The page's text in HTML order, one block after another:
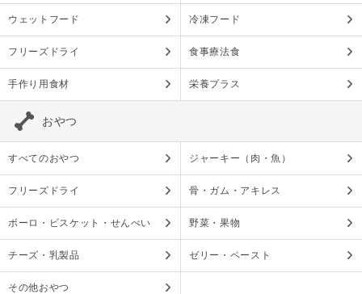
ウェットフード 冷凍フード
フリーズドライ 食事療法食
手作り用食材 栄養プラス
おやつ
すべてのおやつ ジャーキー（肉・魚）
フリーズドライ 骨・ガム・アキレス
ボーロ・ビスケット・せんべい 野菜・果物
チーズ・乳製品 ゼリー・ペースト
その他おやつ